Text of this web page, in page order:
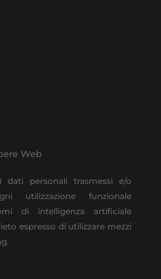
Web
personali trasmessi e/o
utilizzazione funzionale
di intelligenza artificiale
espresso di utilizzare mezzi